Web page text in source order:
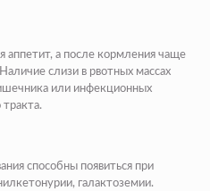
аппетит, а после кормления чаще
слизи в рвотных массах
или инфекционных
способны появиться при
галактоземии.